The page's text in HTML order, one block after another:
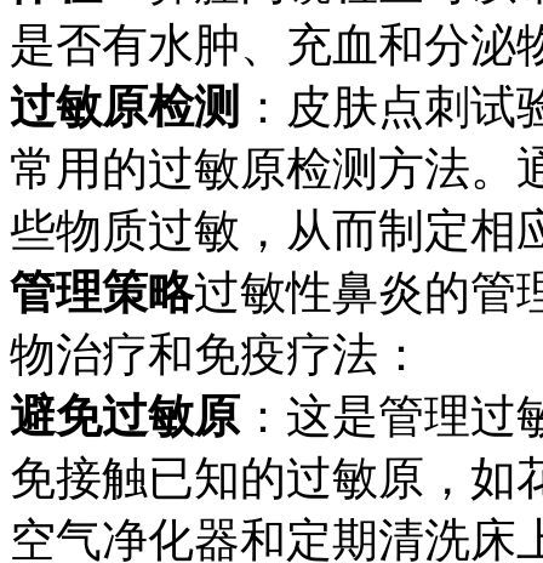
是否有水肿、充血和分泌
过敏原检测 ：皮肤点刺
常用的过敏原检测方法。
些物质过敏，从而制定相
管理策略过敏性鼻炎的管
物治疗和免疫疗法：
避免过敏原：这是管理过
免接触已知的过敏原，如
空气净化器和定期清洗床